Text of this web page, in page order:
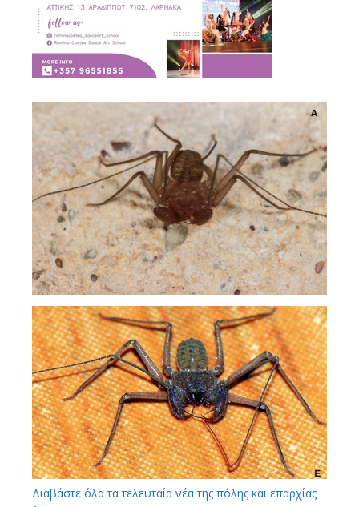
Διαβάστε όλα τα τελευταία νέα της πόλης και επαρχίας